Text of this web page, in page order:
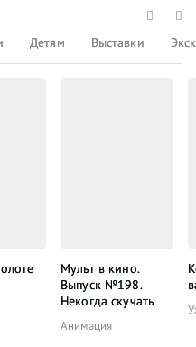
Детям Выставки
Мульт в кино.
Выпуск №198.
Некогда скучать
Анимация